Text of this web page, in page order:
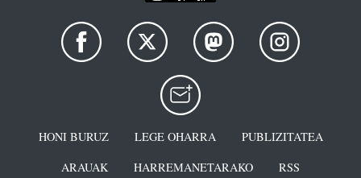
HONI BURUZ LEGE OHARRA
PUBLIZITATEA
ARAUAK
HARREMANETARAKO RSS